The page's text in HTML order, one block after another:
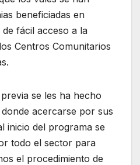
beneficiadas en
fácil acceso a la
Centros Comunitarios
se les ha hecho
acercarse por sus
inicio del programa se
todo el sector para
el procedimiento de